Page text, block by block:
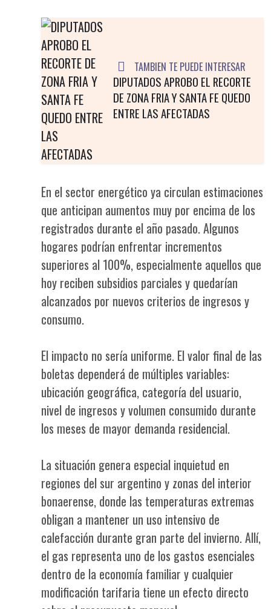
TAMBIEN TE PUEDE INTERESAR
DIPUTADOS APROBO EL RECORTE
DE ZONA FRIA Y SANTA FE QUEDO
ENTRE LAS AFECTADAS
En el sector energético ya circulan estimaciones
que anticipan aumentos muy por encima de los
registrados durante el año pasado. Algunos
hogares podrían enfrentar incrementos
superiores al 100%, especialmente aquellos que
hoy reciben subsidios parciales y quedarían
alcanzados por nuevos criterios de ingresos y
consumo.
El impacto no sería uniforme. El valor final de las
boletas dependerá de múltiples variables:
ubicación geográfica, categoría del usuario,
nivel de ingresos y volumen consumido durante
los meses de mayor demanda residencial.
La situación genera especial inquietud en
regiones del sur argentino y zonas del interior
bonaerense, donde las temperaturas extremas
obligan a mantener un uso intensivo de
calefacción durante gran parte del invierno. Allí,
el gas representa uno de los gastos esenciales
dentro de la economía familiar y cualquier
modificación tarifaria tiene un efecto directo